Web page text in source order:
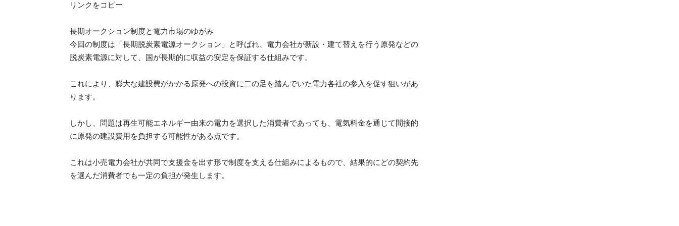
リンクをコピー
長期オークション制度と電力市場のゆがみ
今回の制度は「長期脱炭素電源オークション」と呼ばれ、電力会社が新設・建て替えを行う原発などの
脱炭素電源に対して、国が長期的に収益の安定を保証する仕組みです。
これにより、膨大な建設費がかかる原発への投資に二の足を踏んでいた電力各社の参入を促す狙いがあ
ります。
しかし、問題は再生可能エネルギー由来の電力を選択した消費者であっても、電気料金を通じて間接的
に原発の建設費用を負担する可能性がある点です。
これは小売電力会社が共同で支援金を出す形で制度を支える仕組みによるもので、結果的にどの契約先
を選んだ消費者でも一定の負担が発生します。